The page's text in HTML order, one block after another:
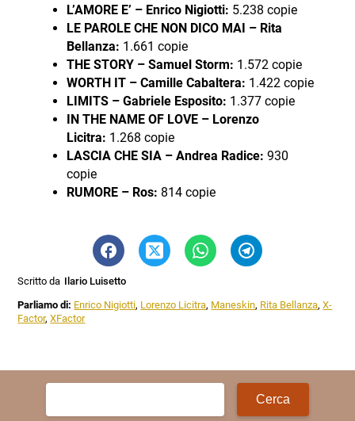
L’AMORE E’ – Enrico Nigiotti: 5.238 copie
LE PAROLE CHE NON DICO MAI – Rita
Bellanza: 1.661 copie
THE STORY – Samuel Storm: 1.572 copie
WORTH IT – Camille Cabaltera: 1.422 copie
LIMITS – Gabriele Esposito: 1.377 copie
IN THE NAME OF LOVE – Lorenzo
Licitra: 1.268 copie
LASCIA CHE SIA – Andrea Radice: 930
copie
RUMORE – Ros: 814 copie
Scritto da Ilario Luisetto
Parliamo di: Enrico Nigiotti, Lorenzo Licitra, Maneskin, Rita Bellanza,X-
Factor,XFactor
Ricerca